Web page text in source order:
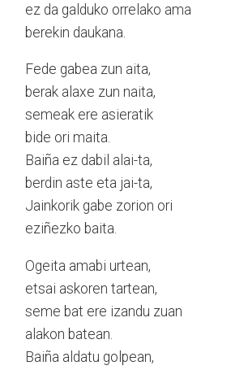
ez da galduko orrelako ama
berekin daukana.
Fede gabea zun aita,
berak alaxe zun naita,
semeak ere asieratik
bide ori maita.
Baiña ez dabil alai-ta,
berdin aste eta jai-ta,
Jainkorik gabe zorion ori
eziñezko baita.
Ogeita amabi urtean,
etsai askoren tartean,
seme bat ere izandu zuan
alakon batean.
Baiña aldatu golpean,